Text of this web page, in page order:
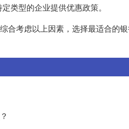
类型的企业提供优惠政策。
合考虑以上因素，选择最适合的